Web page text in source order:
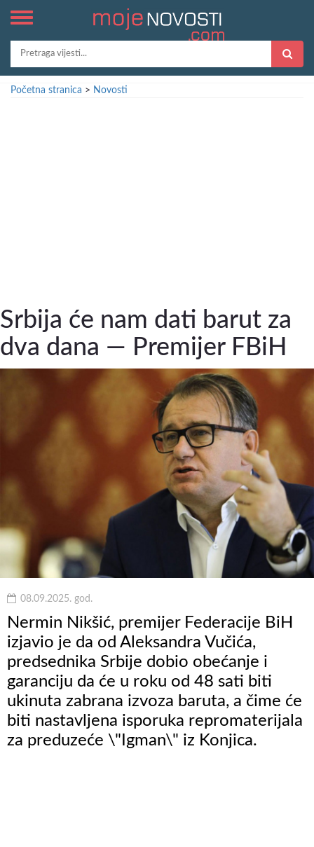
Početna stranica > Novosti
Srbija će nam dati barut za
dva dana — Premijer FBiH
08.09.2025. god.
Nermin Nikšić, premijer Federacije BiH
izjavio je da od Aleksandra Vučića,
predsednika Srbije dobio obećanje i
garanciju da će u roku od 48 sati biti
ukinuta zabrana izvoza baruta, a čime će
biti nastavljena isporuka repromaterijala
za preduzeće \"Igman\" iz Konjica.